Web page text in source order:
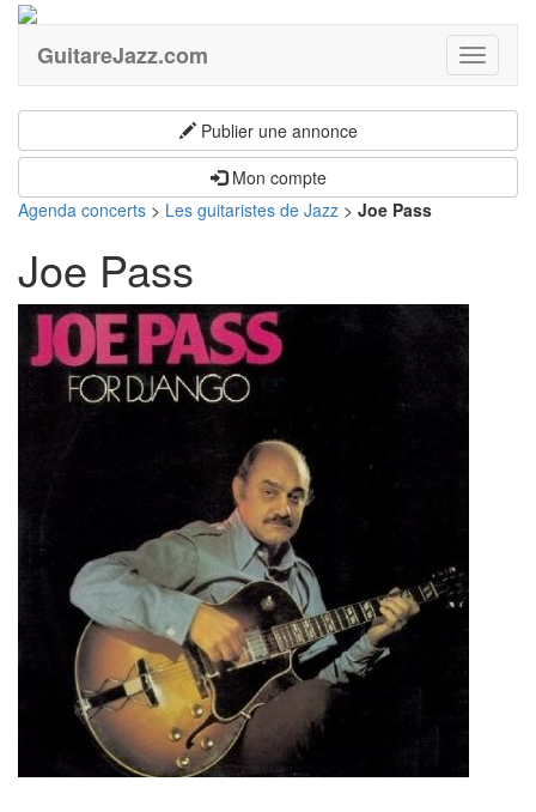
GuitareJazz.com
Publier une annonce
Mon compte
Agenda concerts > Les guitaristes de Jazz > Joe Pass
Joe Pass